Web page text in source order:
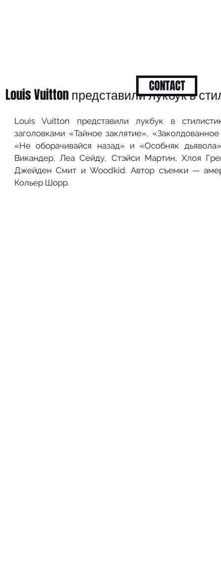
Louis Vuitton представили лукбук в
Louis Vuitton представили лукбук в
заголовками «Тайное заклятие»,
«Не оборачивайся назад» и «Особняк
Викандер, Леа Сейду, Стэйси Мартин, Хлоя
Джейден Смит и Woodkid. Автор съемки —
Кольер Шорр.
CONTACT